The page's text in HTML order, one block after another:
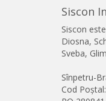
Siscon
Siscon
Diosna,
Sveba,
Sînpetru-
Cod